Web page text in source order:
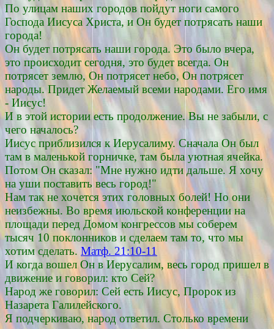
По улицам наших городов пойдут ноги самого
Господа Иисуса Христа, и Он будет потрясать наши
города!
Он будет потрясать наши города. Это было вчера,
это происходит сегодня, это будет всегда. Он
потрясет землю, Он потрясет небо, Он потрясет
народы. Придет Желаемый всеми народами. Его имя
- Иисус!
И в этой истории есть продолжение. Вы не забыли, с
чего началось?
Иисус приблизился к Иерусалиму. Сначала Он был
там в маленькой горничке, там была уютная ячейка.
Потом Он сказал: "Мне нужно идти дальше. Я хочу
на уши поставить весь город!"
Нам так не хочется этих головных болей! Но они
неизбежны. Во время июльской конференции на
площади перед Домом конгрессов мы соберем
тысяч 10 поклонников и сделаем там то, что мы
хотим сделать. Матф. 21:10-11
И когда вошел Он в Иерусалим, весь город пришел в
движение и говорил: кто Сей?
Народ же говорил: Сей есть Иисус, Пророк из
Назарета Галилейского.
Я подчеркиваю, народ ответил. Столько времени